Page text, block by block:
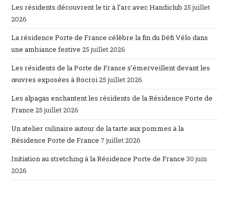
Les résidents découvrent le tir à l’arc avec Handiclub 25 juillet
2026
La résidence Porte de France célèbre la fin du Défi Vélo dans
une ambiance festive 25 juillet 2026
Les résidents de la Porte de France s’émerveillent devant les
œuvres exposées à Rocroi25 juillet 2026
Les alpagas enchantent les résidents de la Résidence Porte de
France 25 juillet 2026
Un atelier culinaire autour de la tarte aux pommes à la
Résidence Porte de France 7 juillet 2026
Initiation au stretching à la Résidence Porte de France 30 juin
2026